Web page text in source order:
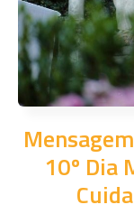
10º Dia